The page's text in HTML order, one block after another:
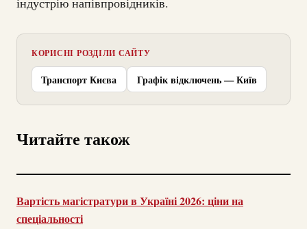
КОРИСНІ РОЗДІЛИ САЙТУ
Транспорт Києва Графік відключень — Київ
Читайте також
Вартість магістратури в Україні 2026: ціни на
спеціальності